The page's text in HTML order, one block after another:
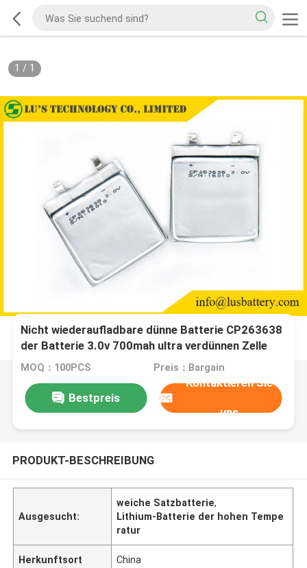
1 / 1
Nicht wiederaufladbare dünne Batterie CP263638
der Batterie 3.0v 700mah ultra verdünnen Zelle
MOQ：100PCS Preis：Bargain
Bestpreis
Kontaktieren Sie
uns
PRODUKT-BESCHREIBUNG
Ausgesucht:
weiche Satzbatterie,
Lithium-Batterie der hohen Tempe
ratur
Herkunftsort China